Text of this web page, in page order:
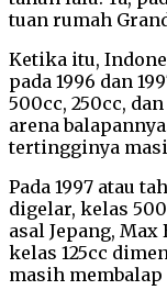
tuan rumah
Ketika itu,
pada 1996 dan
500cc, 250cc,
arena
tertingginya
Pada 1997 atau
digelar, kelas
asal Jepang,
kelas 125cc
masih membalap